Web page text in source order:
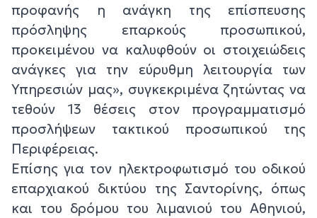
προφανής η ανάγκη της επίσπευσης
πρόσληψης επαρκούς προσωπικού,
προκειμένου να καλυφθούν οι στοιχειώδεις
ανάγκες για την εύρυθμη λειτουργία των
Υπηρεσιών μας», συγκεκριμένα ζητώντας να
τεθούν 13 θέσεις στον προγραμματισμό
προσλήψεων τακτικού προσωπικού της
Περιφέρειας.
Επίσης για τον ηλεκτροφωτισμό του οδικού
επαρχιακού δικτύου της Σαντορίνης, όπως
και του δρόμου του λιμανιού του Αθηνιού,